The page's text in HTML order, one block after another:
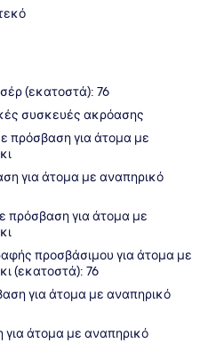
(εκατοστά): 76
συσκευές ακρόασης
πρόσβαση για άτομα με
για άτομα με αναπηρικό
πρόσβαση για άτομα με
προσβάσιμου για άτομα με
(εκατοστά): 76
για άτομα με αναπηρικό
άτομα με αναπηρικό